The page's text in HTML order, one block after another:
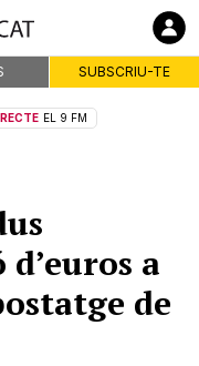
SUBSCRIU-TE
EL 9 FM
a
de